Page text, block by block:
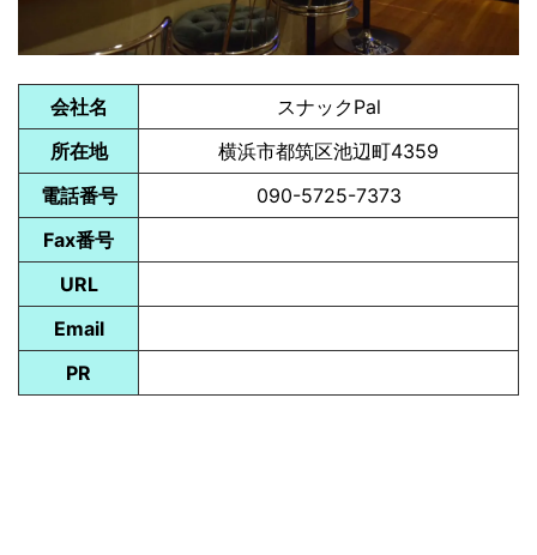
会社名
スナックPal
所在地
横浜市都筑区池辺町4359
電話番号
090-5725-7373
Fax番号
URL
Email
PR